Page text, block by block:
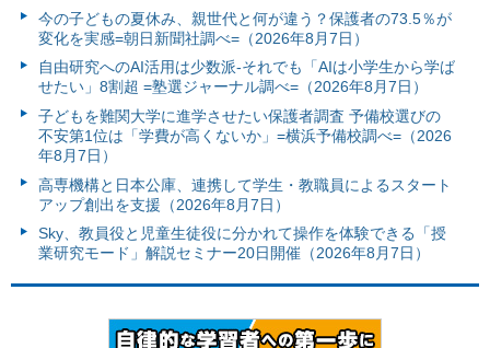
今の子どもの夏休み、親世代と何が違う？保護者の73.5％が
変化を実感=朝日新聞社調べ=（2026年8月7日）
自由研究へのAI活用は少数派-それでも「AIは小学生から学ば
せたい」8割超 =塾選ジャーナル調べ=（2026年8月7日）
子どもを難関大学に進学させたい保護者調査 予備校選びの
不安第1位は「学費が高くないか」=横浜予備校調べ=（2026
年8月7日）
高専機構と日本公庫、連携して学生・教職員によるスタート
アップ創出を支援（2026年8月7日）
Sky、教員役と児童生徒役に分かれて操作を体験できる「授
業研究モード」解説セミナー20日開催（2026年8月7日）